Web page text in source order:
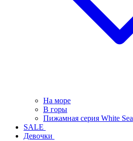
На море
В горы
Пижамная серия White Sea
SALE
Девочки